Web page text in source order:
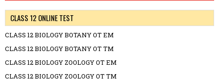
CLASS 12 ONLINE TEST
CLASS 12 BIOLOGY BOTANY OT EM
CLASS 12 BIOLOGY BOTANY OT TM
CLASS 12 BIOLOGY ZOOLOGY OT EM
CLASS 12 BIOLOGY ZOOLOGY OT TM